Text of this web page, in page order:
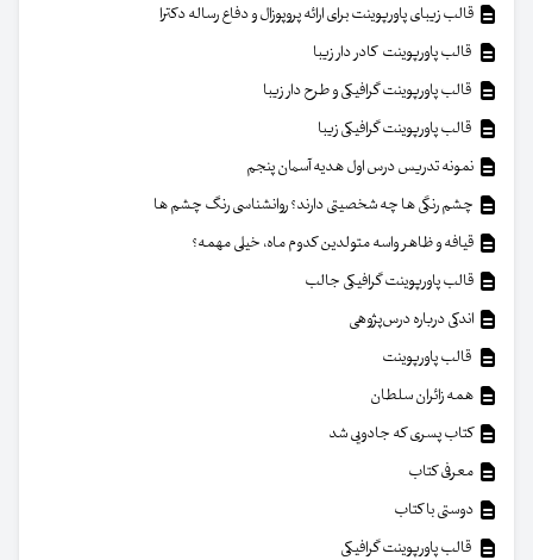
قالب زیبای پاورپوینت برای ارائه پروپوزال و دفاع رساله دکترا
قالب پاورپوینت کادر دار زیبا
قالب پاورپوینت گرافیکی و طرح دار زیبا
قالب پاورپوینت گرافیکی زیبا
نمونه تدریس درس اول هدیه آسمان پنجم
چشم رنگی ها چه شخصیتی دارند؟ روانشناسی رنگ چشم ها
قیافه و ظاهر واسه متولدین کدوم ماه، خیلی مهمه؟
قالب پاورپوینت گرافیکی جالب
اندکی درباره درس‌پژوهی
قالب پاورپوینت
همه زائران سلطان
کتاب پسری که جادویی شد
معرفی کتاب
دوستی با کتاب
قالب پاورپوینت گرافیکی